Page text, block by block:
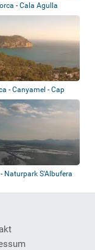
- Cala Agulla
- Canyamel - Cap
Vermell
Naturpark S'Albufera